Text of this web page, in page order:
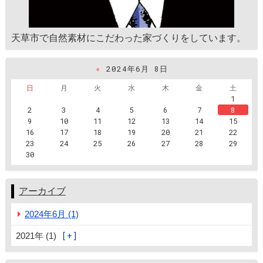
天草市で自然素材にこだわった家づくりをしています。
« 2024年6月 8日
日
月 火 水 木 金
土
1
2
3 4 5 6 7
8
9
10 11 12 13 14
15
16
17 18 19 20 21
22
23
24 25 26 27 28
29
30
アーカイブ
2024年6月 (1)
2021年 (1)